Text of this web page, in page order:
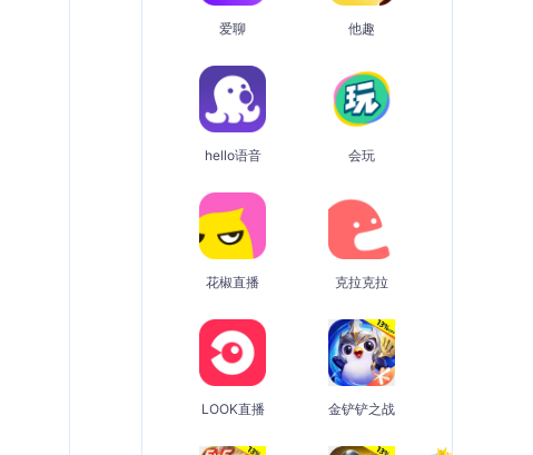
爱聊 他趣
hello语音 会玩
花椒直播 克拉克拉
LOOK直播 金铲铲之战